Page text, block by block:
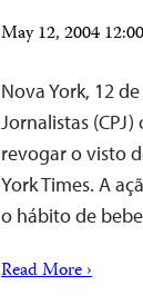
May 12, 2004
Nova York, 12
Jornalistas
revogar o visto
York Times. A
o hábito de
Read More ›